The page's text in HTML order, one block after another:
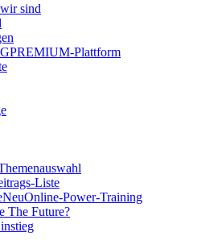
sind
PREMIUM-Plattform
Liste
NeuOnline-Power-Training
The Future?